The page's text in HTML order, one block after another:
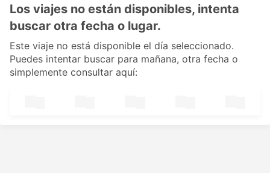
Los viajes no están disponibles, intenta
buscar otra fecha o lugar.
Este viaje no está disponible el día seleccionado.
Puedes intentar buscar para mañana, otra fecha o
simplemente consultar aquí: